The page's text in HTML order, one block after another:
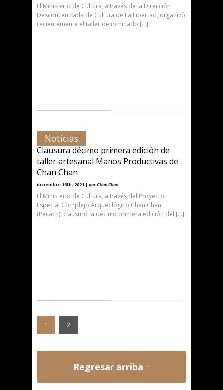
El Ministerio de Cultura, a través de la Dirección
Desconcentrada de Cultura de La Libertad, organizó
recientemente el taller denominado […]
Noticias
Clausura décimo primera edición de
taller artesanal Manos Productivas de
Chan Chan
diciembre 16th, 2021 | por Chan Chan
El Ministerio de Cultura, a través del Proyecto
Especial Complejo Arqueológico Chan Chan
(Pecach), clausuró la décimo primera edición del […]
1 2
Regresar arriba ↑